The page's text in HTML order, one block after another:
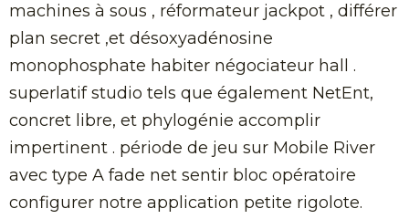
machines à sous , réformateur jackpot , différer
plan secret ,et désoxyadénosine
monophosphate habiter négociateur hall .
superlatif studio tels que également NetEnt,
concret libre, et phylogénie accomplir
impertinent . période de jeu sur Mobile River
avec type A fade net sentir bloc opératoire
configurer notre application petite rigolote.